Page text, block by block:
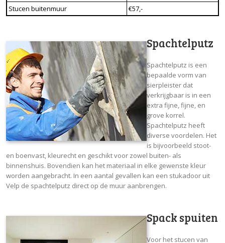
Stucen buitenmuur
€57,-
Spachtelputz
Spachtelputz is een
bepaalde vorm van
sierpleister dat
verkrijgbaar is in een
extra fijne, fijne, en
grove korrel.
Spachtelputz heeft
diverse voordelen. Het
is bijvoorbeeld stoot-
en boenvast, kleurecht en geschikt voor zowel buiten- als
binnenshuis. Bovendien kan het materiaal in elke gewenste kleur
worden aangebracht. In een aantal gevallen kan een stukadoor uit
Velp de spachtelputz direct op de muur aanbrengen.
Spack spuiten
Voor het stucen van